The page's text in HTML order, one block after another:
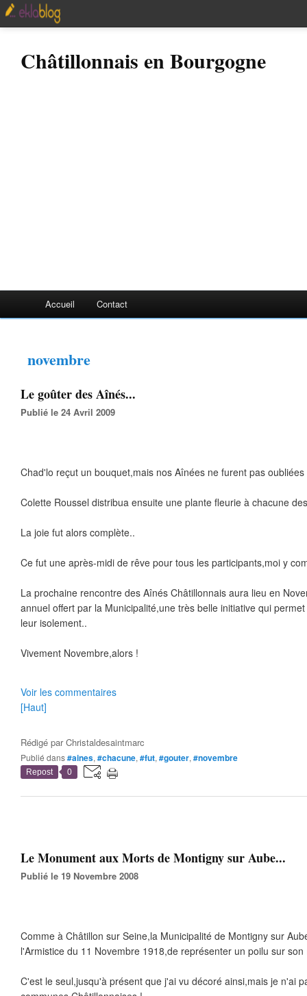
Châtillonnais en Bourgogne
Accueil Contact
novembre
Le goûter des Aînés...
Publié le 24 Avril 2009
Chad'lo reçut un bouquet,mais nos Aînées ne furent pas oubliées
Colette Roussel distribua ensuite une plante fleurie à chacune
La joie fut alors complète..
Ce fut une après-midi de rêve pour tous les participants,moi y
La prochaine rencontre des Aînés Châtillonnais aura lieu en
annuel offert par la Municipalité,une très belle initiative qui
leur isolement..
Vivement Novembre,alors !
Voir les commentaires
[Haut]
Rédigé parChristaldesaintmarc
Publié dans#aines, #chacune, #fut, #gouter, #novembre
Repost 0
Le Monument aux Morts de Montigny sur Aube...
Publié le 19 Novembre 2008
Comme à Châtillon sur Seine,la Municipalité de Montigny sur
l'Armistice du 11 Novembre 1918,de représenter un poilu sur
C'est le seul,jusqu'à présent que j'ai vu décoré ainsi,mais je n'ai